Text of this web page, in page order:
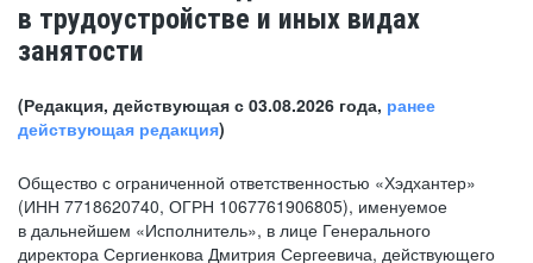
в трудоустройстве и иных видах
занятости
(Редакция, действующая с 03.08.2026 года, ранее
действующая редакция)
Общество с ограниченной ответственностью «Хэдхантер»
(ИНН 7718620740, ОГРН 1067761906805), именуемое
в дальнейшем «Исполнитель», в лице Генерального
директора Сергиенкова Дмитрия Сергеевича, действующего